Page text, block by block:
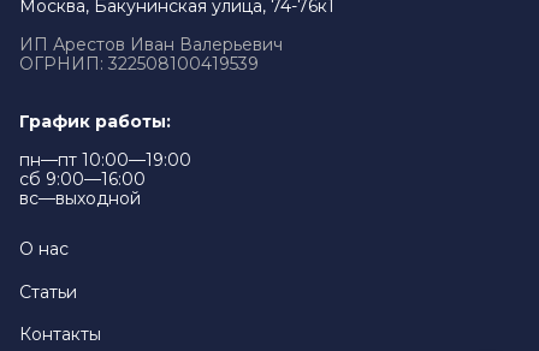
Москва, Бакунинская улица, 74-76к1
ИП Арестов Иван Валерьевич
ОГРНИП: 322508100419539
График работы:
пн—пт 10:00—19:00
сб 9:00—16:00
вс—выходной
О нас
Статьи
Контакты